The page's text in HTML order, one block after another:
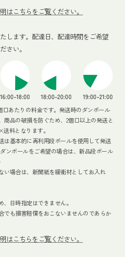
はこちらをご覧ください。
します。 配達日、配達時間をご希望
さい。
口あたりの料金です。発送時のダンボール
商品の破損を防ぐため、2個口以上の発送と
料となります。
は基本的に再利用段ボールを使用して発送
ンボールをご希望の場合は、新品段ボール
い場合は、新聞紙を緩衝材としてお入れ
日時指定はできません。
でも損害賠償をおこないませんのであらか
はこちらをご覧ください。